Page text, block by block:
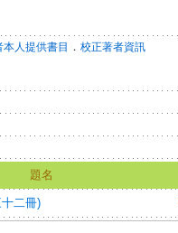
本人提供書目 ． 校正著者資訊
題名
二冊)